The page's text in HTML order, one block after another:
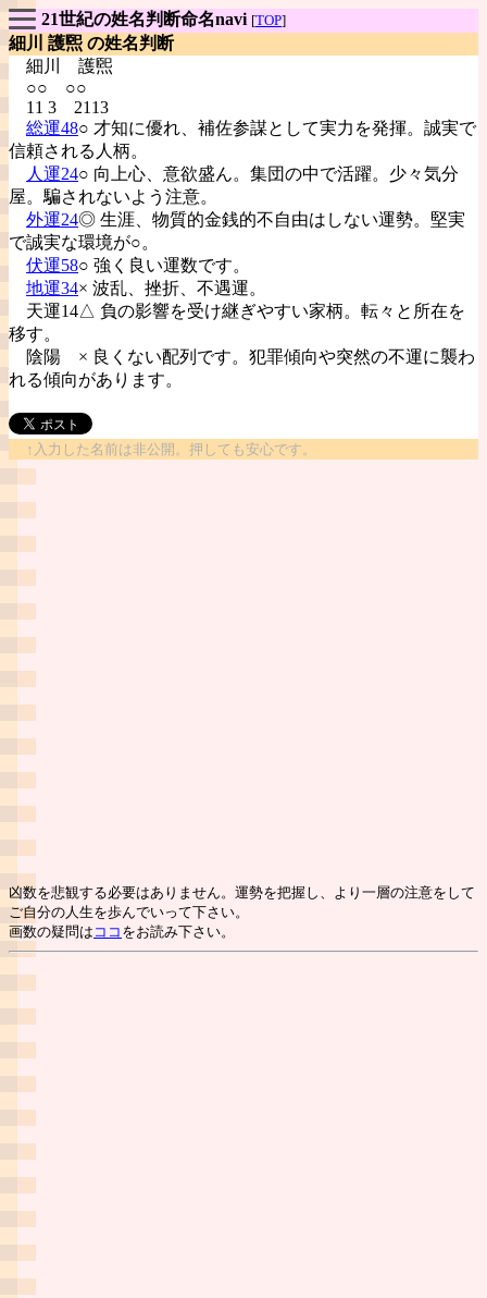
21世紀の姓名判断命名navi [TOP]
細川 護煕 の姓名判断
細川 護煕
○○ ○○
11 3 2113
総運48○ 才知に優れ、補佐参謀として実力を発揮。誠実で
信頼される人柄。
人運24○ 向上心、意欲盛ん。集団の中で活躍。少々気分
屋。騙されないよう注意。
外運24◎ 生涯、物質的金銭的不自由はしない運勢。堅実
で誠実な環境が○。
伏運58○ 強く良い運数です。
地運34× 波乱、挫折、不遇運。
天運14△ 負の影響を受け継ぎやすい家柄。転々と所在を
移す。
陰陽 × 良くない配列です。犯罪傾向や突然の不運に襲わ
れる傾向があります。
↑入力した名前は非公開。押しても安心です。
凶数を悲観する必要はありません。運勢を把握し、より一層の注意をして
ご自分の人生を歩んでいって下さい。
画数の疑問は ココ をお読み下さい。